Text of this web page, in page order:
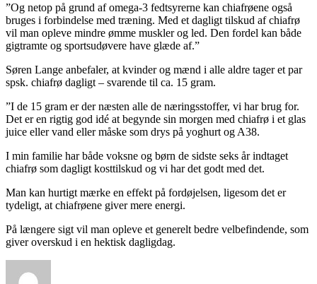
”Og netop på grund af omega-3 fedtsyrerne kan chiafrøene også
bruges i forbindelse med træning. Med et dagligt tilskud af chiafrø
vil man opleve mindre ømme muskler og led. Den fordel kan både
gigtramte og sportsudøvere have glæde af.”
Søren Lange anbefaler, at kvinder og mænd i alle aldre tager et par
spsk. chiafrø dagligt – svarende til ca. 15 gram.
”I de 15 gram er der næsten alle de næringsstoffer, vi har brug for.
Det er en rigtig god idé at begynde sin morgen med chiafrø i et glas
juice eller vand eller måske som drys på yoghurt og A38.
I min familie har både voksne og børn de sidste seks år indtaget
chiafrø som dagligt kosttilskud og vi har det godt med det.
Man kan hurtigt mærke en effekt på fordøjelsen, ligesom det er
tydeligt, at chiafrøene giver mere energi.
På længere sigt vil man opleve et generelt bedre velbefindende, som
giver overskud i en hektisk dagligdag.